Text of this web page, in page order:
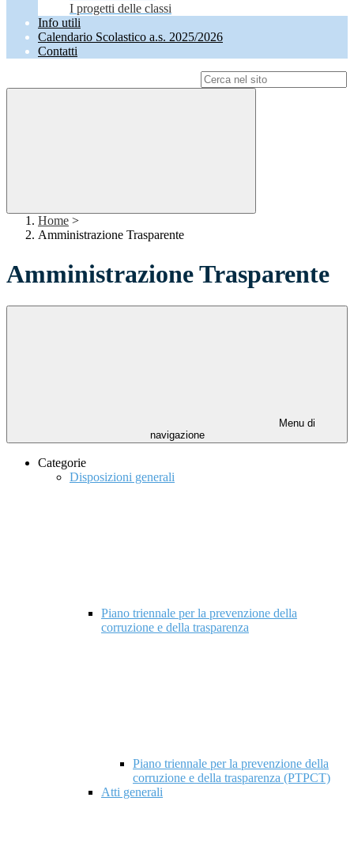
I progetti delle classi
Info utili
Calendario Scolastico a.s. 2025/2026
Contatti
Home >
Amministrazione Trasparente
Amministrazione Trasparente
Menu di
navigazione
Categorie
Disposizioni generali
Piano triennale per la prevenzione della
corruzione e della trasparenza
Piano triennale per la prevenzione della
corruzione e della trasparenza (PTPCT)
Atti generali